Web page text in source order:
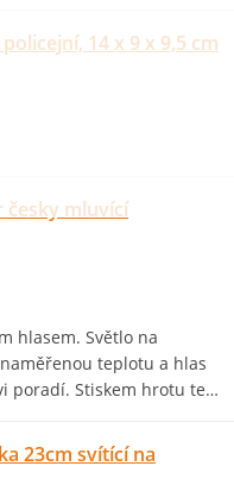
14 x 9 x 9,5 cm
česky mluvící
hlasem. Světlo na
teplotu a hlas
poradí. Stiskem hrotu te…
23cm svítící na